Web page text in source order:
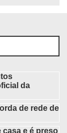
da
de rede de
casa e é preso